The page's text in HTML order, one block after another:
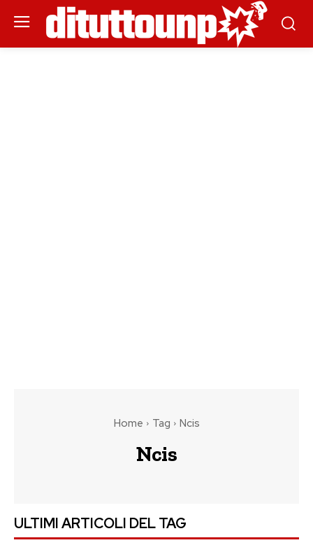
Home Tag Ncis
Ncis
ULTIMI ARTICOLI DEL TAG